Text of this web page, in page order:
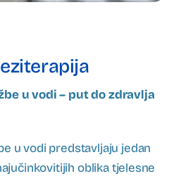
u vodi – put do zdravlja
u vodi predstavljaju jedan
oblika tjelesne